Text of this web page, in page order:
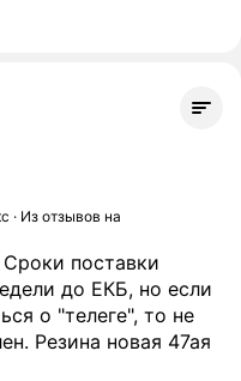
· Из отзывов на
поставки
до ЕКБ, но если
о "телеге", то не
Резина новая 47ая